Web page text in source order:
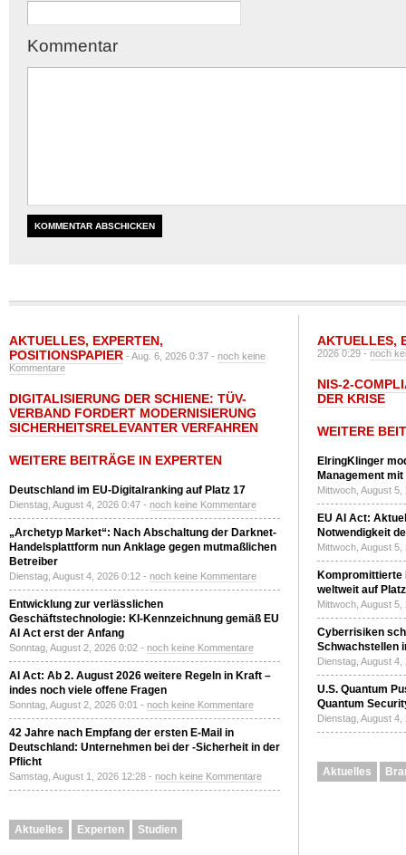
Kommentar
AKTUELLES, EXPERTEN,
POSITIONSPAPIER - Aug. 6, 2026 0:37 - noch keine
Kommentare
DIGITALISIERUNG DER SCHIENE: TÜV-
VERBAND FORDERT MODERNISIERUNG
SICHERHEITSRELEVANTER VERFAHREN
WEITERE BEITRÄGE IN EXPERTEN
Deutschland im EU-Digitalranking auf Platz 17
Dienstag, August 4, 2026 0:47 - noch keine Kommentare
„Archetyp Market“: Nach Abschaltung der Darknet-
Handelsplattform nun Anklage gegen mutmaßlichen
Betreiber
Dienstag, August 4, 2026 0:12 - noch keine Kommentare
Entwicklung zur verlässlichen
Geschäftstechnologie: KI-Kennzeichnung gemäß EU
AI Act erst der Anfang
Sonntag, August 2, 2026 0:02 - noch keine Kommentare
AI Act: Ab 2. August 2026 weitere Regeln in Kraft –
indes noch viele offene Fragen
Sonntag, August 2, 2026 0:01 - noch keine Kommentare
42 Jahre nach Empfang der ersten E-Mail in
Deutschland: Unternehmen bei der -Sicherheit in der
Pflicht
Samstag, August 1, 2026 12:28 - noch keine Kommentare
Aktuelles Experten Studien
AKTUELLES,
2026 0:29 -noch
NIS-2-
DER KRISE
WEITERE
ElringKlinger
Management
Mittwoch, August
EU AI Act:
Notwendigkeit
Mittwoch, August
Kompromittierte
weltweit auf
Mittwoch, August
Cyberrisiken
Schwachstellen
Dienstag, August
U.S. Quantum
Quantum
Dienstag, August
Aktuelles